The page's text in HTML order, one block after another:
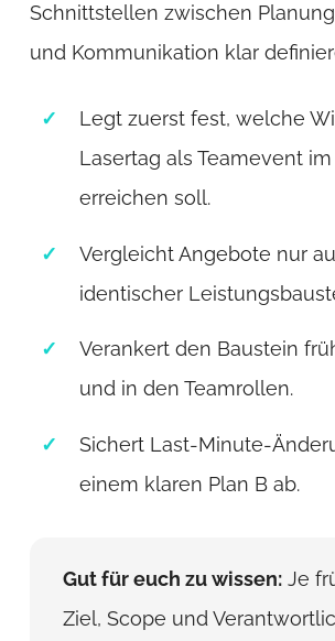
Schnittstellen zwischen
und Kommunikation klar
Legt zuerst fest, welche
Lasertag als Teamevent
erreichen soll.
Vergleicht Angebote nur
identischer
Verankert den Baustein
und in den Teamrollen.
Sichert Last-Minute-
einem klaren Plan B ab.
Gut für euch zu wissen:Je
Ziel, Scope und